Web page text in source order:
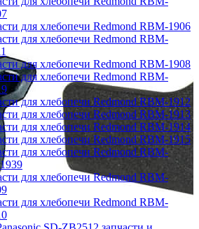
для хлебопечи Redmond RBM-1906
для хлебопечи Redmond RBM-
для хлебопечи Redmond RBM-1908
для хлебопечи Redmond RBM-
для хлебопечи Redmond RBM-1912
для хлебопечи Redmond RBM-1913
для хлебопечи Redmond RBM-1914
для хлебопечи Redmond RBM-1915
для хлебопечи Redmond RBM-
для хлебопечи Redmond RBM-
для хлебопечи Redmond RBM-